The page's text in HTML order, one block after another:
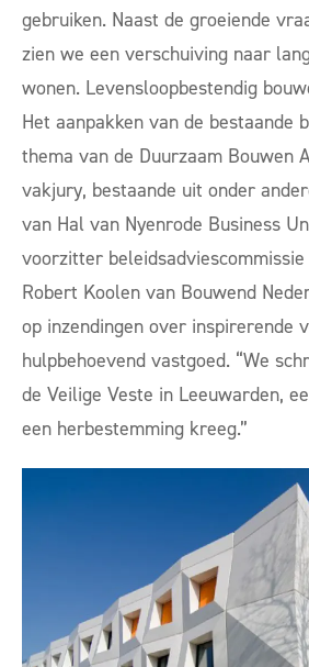
gebruiken. Naast de groeiende
zien we een verschuiving naar
wonen. Levensloopbestendig
Het aanpakken van de bestaande
thema van de Duurzaam Bouwen
vakjury, bestaande uit onder
van Hal van Nyenrode Business
voorzitter
Robert Koolen van Bouwend
op inzendingen over inspirerende
hulpbehoevend vastgoed. “We
de Veilige Veste in Leeuwarden,
een herbestemming kreeg.”